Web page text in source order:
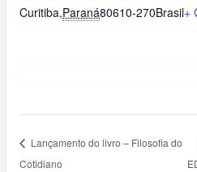
Curitiba,Paraná80610-270Brasil+
Lançamento do livro – Filosofia do
Cotidiano